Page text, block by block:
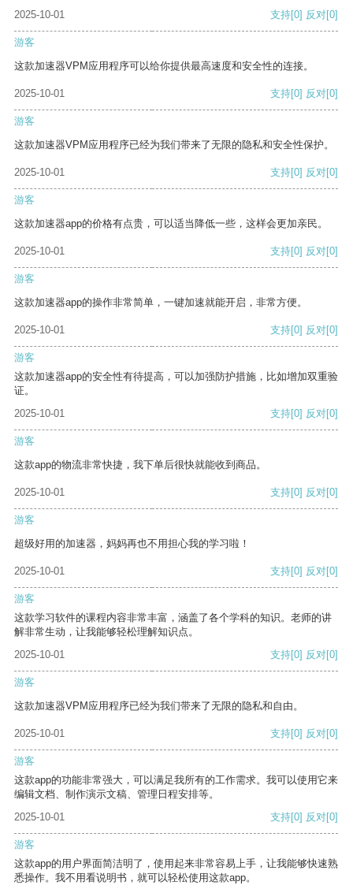
2025-10-01 支持[0] 反对[0]
游客
这款加速器VPM应用程序可以给你提供最高速度和安全性的连接。
2025-10-01 支持[0] 反对[0]
游客
这款加速器VPM应用程序已经为我们带来了无限的隐私和安全性保护。
2025-10-01 支持[0] 反对[0]
游客
这款加速器app的价格有点贵，可以适当降低一些，这样会更加亲民。
2025-10-01 支持[0] 反对[0]
游客
这款加速器app的操作非常简单，一键加速就能开启，非常方便。
2025-10-01 支持[0] 反对[0]
游客
这款加速器app的安全性有待提高，可以加强防护措施，比如增加双重验
证。
2025-10-01
支持[0] 反对[0]
游客
这款app的物流非常快捷，我下单后很快就能收到商品。
2025-10-01 支持[0] 反对[0]
游客
超级好用的加速器，妈妈再也不用担心我的学习啦！
2025-10-01 支持[0] 反对[0]
游客
这款学习软件的课程内容非常丰富，涵盖了各个学科的知识。老师的讲
解非常生动，让我能够轻松理解知识点。
2025-10-01
支持[0] 反对[0]
游客
这款加速器VPM应用程序已经为我们带来了无限的隐私和自由。
2025-10-01 支持[0] 反对[0]
游客
这款app的功能非常强大，可以满足我所有的工作需求。我可以使用它来
编辑文档、制作演示文稿、管理日程安排等。
2025-10-01
支持[0] 反对[0]
游客
这款app的用户界面简洁明了，使用起来非常容易上手，让我能够快速熟
悉操作。我不用看说明书，就可以轻松使用这款app。